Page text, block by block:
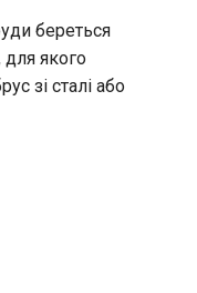
береться
для якого
зі сталі або